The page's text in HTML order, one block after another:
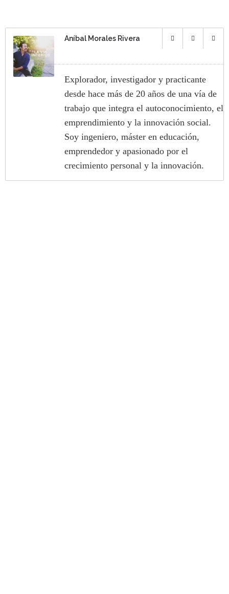
Aníbal Morales Rivera
Explorador, investigador y practicante
desde hace más de 20 años de una vía de
trabajo que integra el autoconocimiento, el
emprendimiento y la innovación social.
Soy ingeniero, máster en educación,
emprendedor y apasionado por el
crecimiento personal y la innovación.